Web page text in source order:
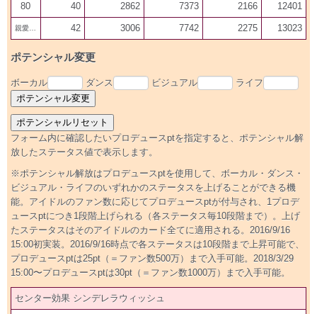
80 40 2862 7373 2166 12401
親愛200 42 3006 7742 2275 13023
ポテンシャル変更
ボーカル ダンス ビジュアル ライフ
フォーム内に確認したいプロデュースptを指定すると、ポテンシャル解
放したステータス値で表示します。
※ポテンシャル解放はプロデュースptを使用して、ボーカル・ダンス・
ビジュアル・ライフのいずれかのステータスを上げることができる機
能。アイドルのファン数に応じてプロデュースptが付与され、1プロデ
ュースptにつき1段階上げられる（各ステータス毎10段階まで）。上げ
たステータスはそのアイドルのカード全てに適用される。2016/9/16
15:00初実装。2016/9/16時点で各ステータスは10段階まで上昇可能で、
プロデュースptは25pt（＝ファン数500万）まで入手可能。2018/3/29
15:00〜プロデュースptは30pt（＝ファン数1000万）まで入手可能。
センター効果 シンデレラウィッシュ